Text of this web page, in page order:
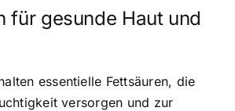
für gesunde Haut und
essentielle Fettsäuren, die
versorgen und zur